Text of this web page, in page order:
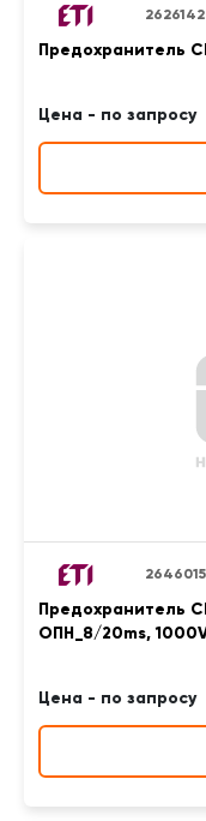
2626142
Предохранитель
Цена - по запросу
2646015
Предохранитель
ОПН_8/20ms,
Цена - по запросу